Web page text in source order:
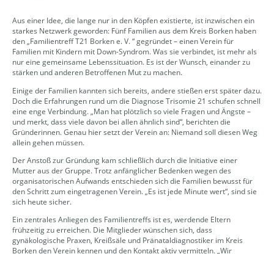
Aus einer Idee, die lange nur in den Köpfen existierte, ist inzwischen ein
starkes Netzwerk geworden: Fünf Familien aus dem Kreis Borken haben
den „Familientreff T21 Borken e. V. “ gegründet – einen Verein für
Familien mit Kindern mit Down-Syndrom. Was sie verbindet, ist mehr als
nur eine gemeinsame Lebenssituation. Es ist der Wunsch, einander zu
stärken und anderen Betroffenen Mut zu machen.
Einige der Familien kannten sich bereits, andere stießen erst später dazu.
Doch die Erfahrungen rund um die Diagnose Trisomie 21 schufen schnell
eine enge Verbindung. „Man hat plötzlich so viele Fragen und Ängste –
und merkt, dass viele davon bei allen ähnlich sind“, berichten die
Gründerinnen. Genau hier setzt der Verein an: Niemand soll diesen Weg
allein gehen müssen.
Der Anstoß zur Gründung kam schließlich durch die Initiative einer
Mutter aus der Gruppe. Trotz anfänglicher Bedenken wegen des
organisatorischen Aufwands entschieden sich die Familien bewusst für
den Schritt zum eingetragenen Verein. „Es ist jede Minute wert“, sind sie
sich heute sicher.
Ein zentrales Anliegen des Familientreffs ist es, werdende Eltern
frühzeitig zu erreichen. Die Mitglieder wünschen sich, dass
gynäkologische Praxen, Kreißsäle und Pränataldiagnostiker im Kreis
Borken den Verein kennen und den Kontakt aktiv vermitteln. „Wir